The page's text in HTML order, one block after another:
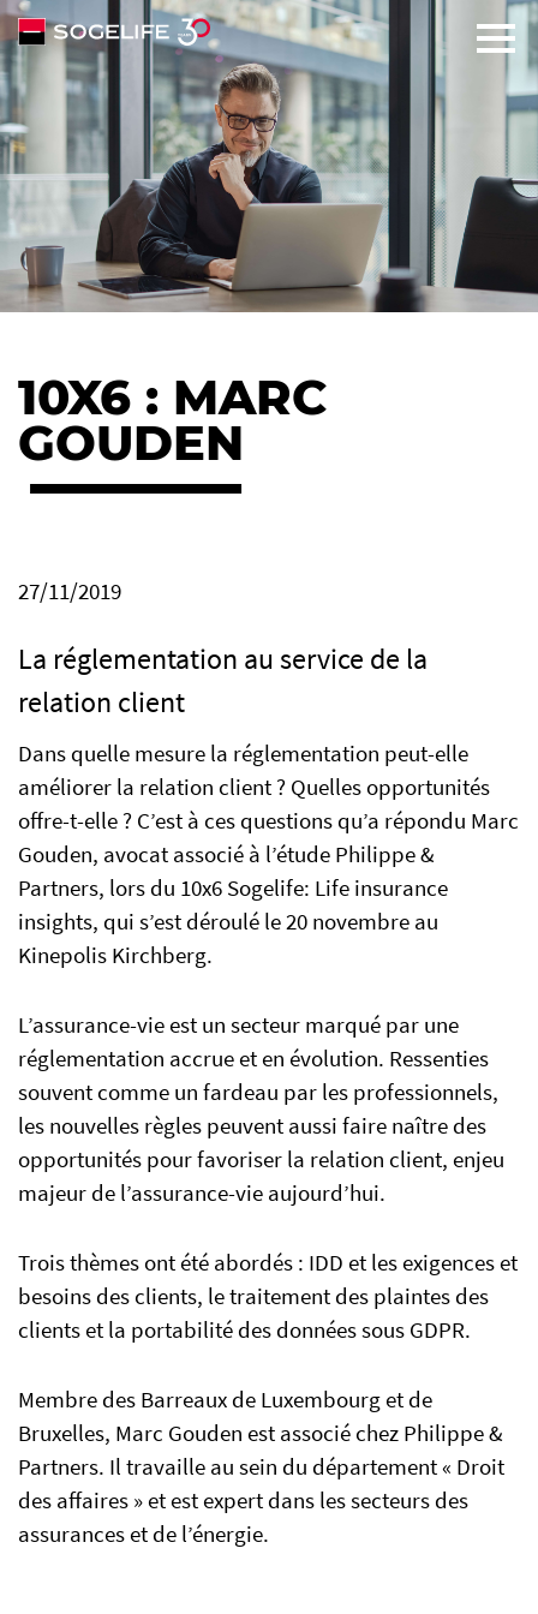
SOLUTIONS
ABOUT
COMMITMENTS
NEWS
CONTACT
10X6 : MARC
GOUDEN
27/11/2019
La réglementation au service de la
relation client
Dans quelle mesure la réglementation peut-elle
améliorer la relation client ? Quelles opportunités
offre-t-elle ? C’est à ces questions qu’a répondu Marc
Gouden, avocat associé à l’étude Philippe &
Partners, lors du 10x6 Sogelife: Life insurance
insights, qui s’est déroulé le 20 novembre au
Kinepolis Kirchberg.
L’assurance-vie est un secteur marqué par une
réglementation accrue et en évolution. Ressenties
souvent comme un fardeau par les professionnels,
les nouvelles règles peuvent aussi faire naître des
opportunités pour favoriser la relation client, enjeu
majeur de l’assurance-vie aujourd’hui.
Trois thèmes ont été abordés : IDD et les exigences et
besoins des clients, le traitement des plaintes des
clients et la portabilité des données sous GDPR.
Membre des Barreaux de Luxembourg et de
Bruxelles, Marc Gouden est associé chez Philippe &
Partners. Il travaille au sein du département « Droit
des affaires » et est expert dans les secteurs des
assurances et de l’énergie.